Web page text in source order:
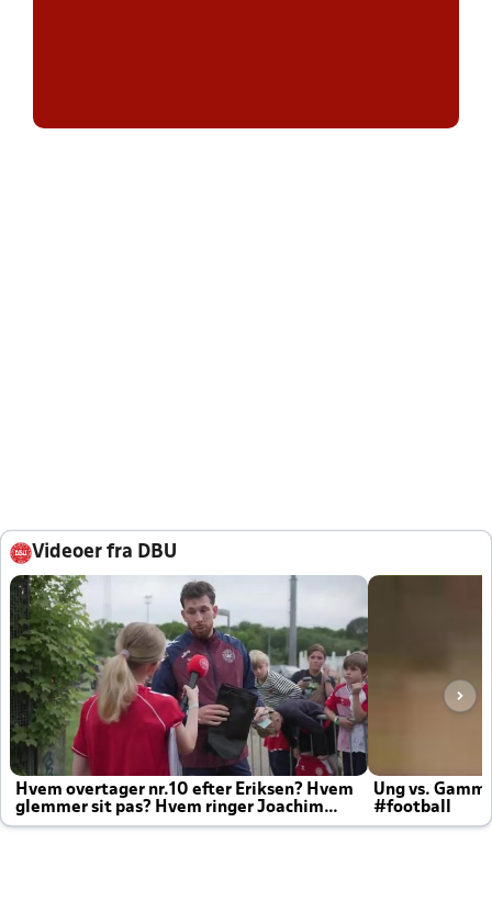
Videoer fra DBU
Hvem overtager nr.10 efter Eriksen? Hvem
glemmer sit pas? Hvem ringer Joachim
altid til efter kampe?
Ung vs.
#football